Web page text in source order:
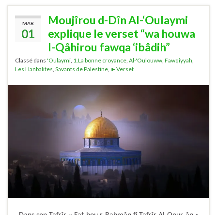
MAR
01
Moujîrou d-Dîn Al-‘Oulaymi
explique le verset “wa houwa
l-Qâhirou fawqa ‘ibâdih”
Classé dans 'Oulaymi, 1.La bonne croyance, Al-'Oulouww, Fawqiyyah,
Les Hanbalites, Savants de Palestine, ►Verset